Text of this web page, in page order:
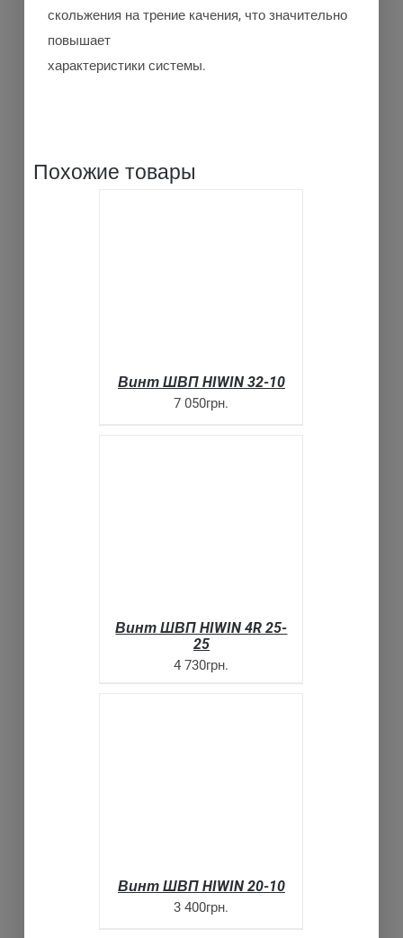
скольжения на трение качения, что значительно
повышает
характеристики системы.
Похожие товары
Винт ШВП HIWIN 32-10
7 050грн.
Винт ШВП HIWIN 4R 25-
25
4 730грн.
Винт ШВП HIWIN 20-10
3 400грн.